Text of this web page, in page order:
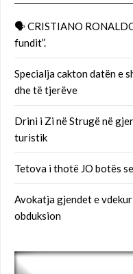
🗣 CRISTIANO
fundit”.
Specialja cakton datën e
dhe të tjerëve
Drini i Zi në Strugë në
turistik
Tetova i thotë JO botës
Avokatja gjendet e
obduksion